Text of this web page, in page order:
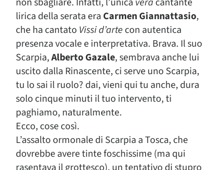
lirica della serata era Carmen Giannattasio,
che ha cantato Vissi d’arte con autentica
presenza vocale e interpretativa. Brava. Il suo
Scarpia,Alberto Gazale, sembrava anche lui
uscito dalla Rinascente, ci serve uno Scarpia,
tu lo sai il ruolo? dai, vieni qui tu anche, dura
solo cinque minuti il tuo intervento, ti
paghiamo, naturalmente.
Ecco, cose così.
L’assalto ormonale di Scarpia a Tosca, che
dovrebbe avere tinte foschissime (ma qui